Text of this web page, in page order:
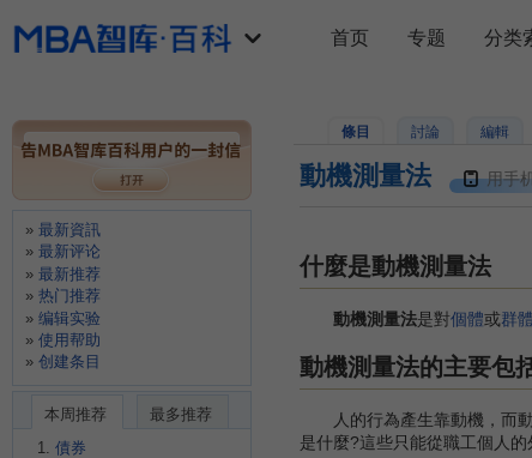
條目 討論 編輯
動機測量法 用手
什麼是動機測量法
動機測量法是對個體或群體
動機測量法的主要包
人的行為產生靠動機，而動
是什麼?這些只能從職工個人
首页 专题 分类
最新資訊
最新评论
最新推荐
热门推荐
编辑实验
使用帮助
创建条目
本周推荐
最多推荐
債券